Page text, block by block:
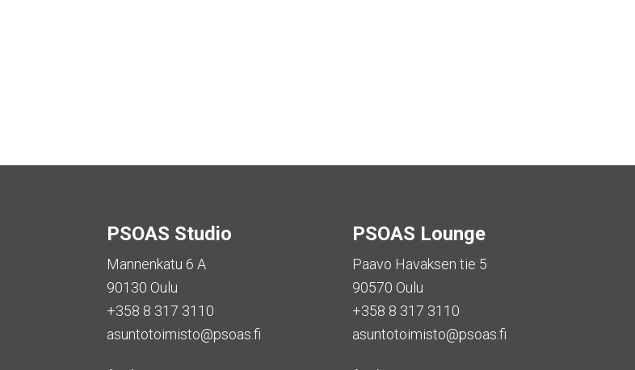
PSOAS Studio
Mannenkatu 6 A
90130 Oulu
+358 8 317 3110
asuntotoimisto@psoas.fi
PSOAS Lounge
Paavo Havaksen tie 5
90570 Oulu
+358 8 317 3110
asuntotoimisto@psoas.fi